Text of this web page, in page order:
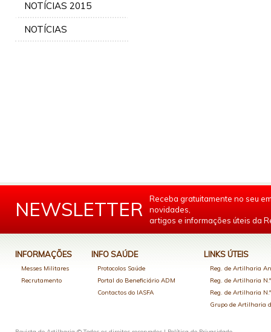
NOTÍCIAS 2015
NOTÍCIAS
NEWSLETTER
Receba gratuitamente no seu
novidades,
artigos e informações úteis da
INFORMAÇÕES
Messes Militares
Recrutamento
INFO SAÚDE
Protocolos Saúde
Portal do Beneficiário ADM
Contactos do IASFA
LINKS ÚTEIS
Reg. de Artilharia
Reg. de Artilharia
Reg. de Artilharia
Grupo de Artilharia